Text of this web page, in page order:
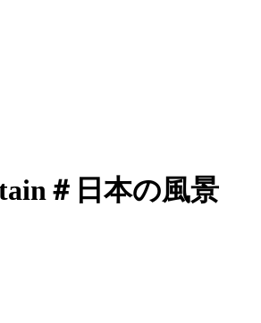
＃日本の風景